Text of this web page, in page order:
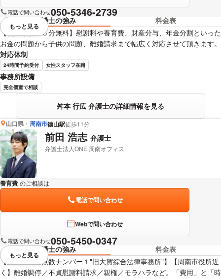
電話で問い合わせ050-5346-2739
弁護士の強み
料金表
【初回相談４５分無料】慰謝料や養育費、財産分与、年金分割といった
お金の問題から子供の問題、離婚請求まで幅広く対応させて頂きます。
対応体制
24時間予約受付 女性スタッフ在籍
事務所設備
完全個室で相談
舛本 行広 弁護士の詳細情報を見る
視覚的に省略されている要素を
もっと見る
山口県 周南市徳山駅徒歩11分
前田 浩志 弁護士
弁護士法人ONE 周南オフィス
養育費 のご相談は
電話で問い合わせ
Webで問い合わせ
電話で問い合わせ050-5450-0347
弁護士の強み
料金表
【山口県内拠点数ナンバー１"旧大賀綜合法律事務所"】【周南市役所近
く】離婚調停／不貞慰謝料請求／親権／モラハラなど。「費用」と「時
視覚的に省略されている要素を
もっと見る